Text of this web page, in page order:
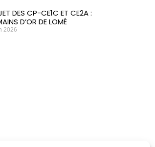
DES CP-CE1C ET CE2A :
D’OR DE LOMÉ
2026